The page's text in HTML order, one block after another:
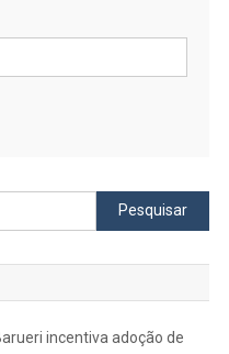
Pesquisar
por:
incentiva adoção de